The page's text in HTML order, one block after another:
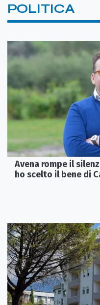
POLITICA
Avena rompe il
ho scelto il bene di